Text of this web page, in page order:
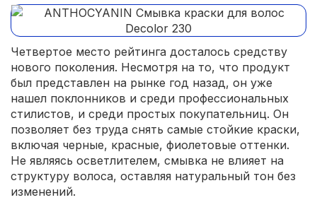
Четвертое место рейтинга досталось средству
нового поколения. Несмотря на то, что продукт
был представлен на рынке год назад, он уже
нашел поклонников и среди профессиональных
стилистов, и среди простых покупательниц. Он
позволяет без труда снять самые стойкие краски,
включая черные, красные, фиолетовые оттенки.
Не являясь осветлителем, смывка не влияет на
структуру волоса, оставляя натуральный тон без
изменений.